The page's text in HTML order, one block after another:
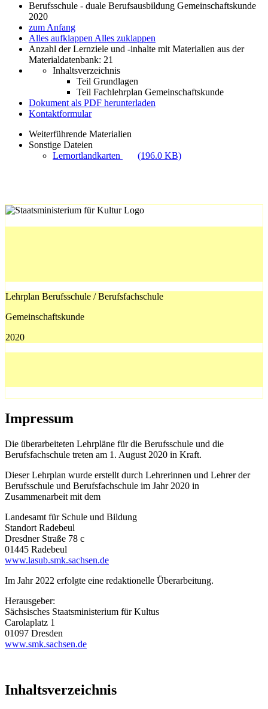
Berufsschule - duale Berufsausbildung Gemeinschaftskunde
2020
zum Anfang
Alles aufklappen Alles zuklappen
Anzahl der Lernziele und -inhalte mit Materialien aus der
Materialdatenbank: 21
Inhaltsverzeichnis
Teil Grundlagen
Teil Fachlehrplan Gemeinschaftskunde
Dokument als PDF herunterladen
Kontaktformular
Weiterführende Materialien
Sonstige Dateien
Lernortlandkarten
(196.0 KB)
Lehrplan Berufsschule / Berufsfachschule
Gemeinschaftskunde
2020
Impressum
Die überarbeiteten Lehrpläne für die Berufsschule und die
Berufsfachschule treten am 1. August 2020 in Kraft.
Dieser Lehrplan wurde erstellt durch Lehrerinnen und Lehrer der
Berufsschule und Berufsfachschule im Jahr 2020 in
Zusammenarbeit mit dem
Landesamt für Schule und Bildung
Standort Radebeul
Dresdner Straße 78 c
01445 Radebeul
www.lasub.smk.sachsen.de
Im Jahr 2022 erfolgte eine redaktionelle Überarbeitung.
Herausgeber:
Sächsisches Staatsministerium für Kultus
Carolaplatz 1
01097 Dresden
www.smk.sachsen.de
Inhaltsverzeichnis